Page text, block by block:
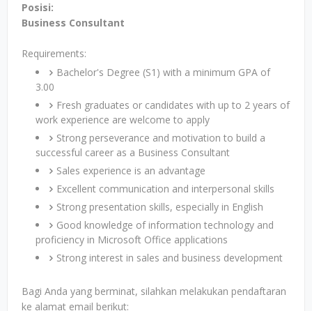
Posisi:
Business Consultant
Requirements:
Bachelor's Degree (S1) with a minimum GPA of
3.00
Fresh graduates or candidates with up to 2 years of
work experience are welcome to apply
Strong perseverance and motivation to build a
successful career as a Business Consultant
Sales experience is an advantage
Excellent communication and interpersonal skills
Strong presentation skills, especially in English
Good knowledge of information technology and
proficiency in Microsoft Office applications
Strong interest in sales and business development
Bagi Anda yang berminat, silahkan melakukan pendaftaran
ke alamat email berikut: